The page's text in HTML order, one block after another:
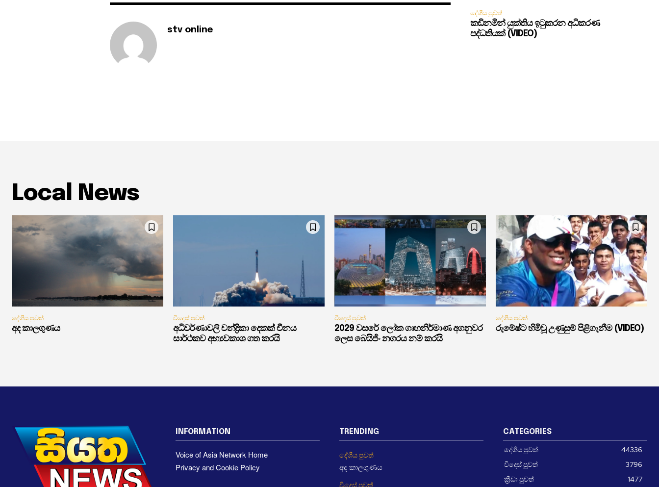
stv online
දේශීය පුවත්
කඩිනමින් යුක්තිය ඉටුකරන අධිකරණ
පද්ධතියක් (VIDEO)
Local News
දේශීය පුවත්
අද කාලගුණය
විදෙස් පුවත්
අධිවර්ණාවලි චන්ද්‍රිකා දෙකක් චීනය
සාර්ථකව අභ්‍යවකාශ ගත කරයි
විදෙස් පුවත්
2029 වසරේ ලෝක ගෘහනිර්මාණ අගනුවර
ලෙස බෙයිජිං නගරය නම් කරයි
දේශීය පුවත්
රුමේෂ්ට හිමිවූ උණුසුම් පිළිගැනීම (VIDEO)
INFORMATION
Voice of Asia Network Home
Privacy and Cookie Policy
TRENDING
දේශීය පුවත්
අද කාලගුණය
විදෙස් පුවත්
CATEGORIES
දේශීය පුවත්
44336
විදෙස් පුවත්
3796
ක්‍රීඩා පුවත්
1477